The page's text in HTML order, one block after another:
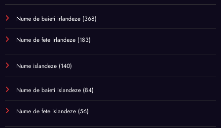
Nume de baieti irlandeze (368)
Nume de fete irlandeze (183)
Nume islandeze (140)
Nume de baieti islandeze (84)
Nume de fete islandeze (56)